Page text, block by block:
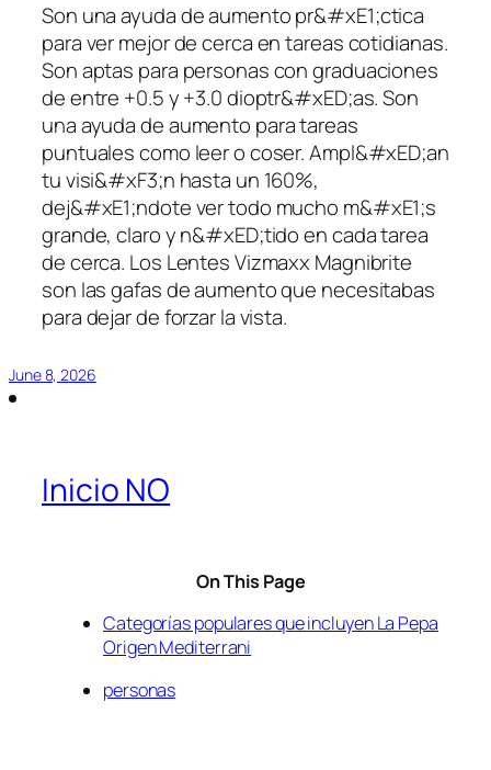
Son una ayuda de aumento pr&#xE1;ctica
para ver mejor de cerca en tareas cotidianas.
Son aptas para personas con graduaciones
de entre +0.5 y +3.0 dioptr&#xED;as. Son
una ayuda de aumento para tareas
puntuales como leer o coser. Ampl&#xED;an
tu visi&#xF3;n hasta un 160%,
dej&#xE1;ndote ver todo mucho m&#xE1;s
grande, claro y n&#xED;tido en cada tarea
de cerca. Los Lentes Vizmaxx Magnibrite
son las gafas de aumento que necesitabas
para dejar de forzar la vista.
June 8, 2026
Inicio NO
On This Page
Categorías populares que incluyen La Pepa
Origen Mediterrani
personas